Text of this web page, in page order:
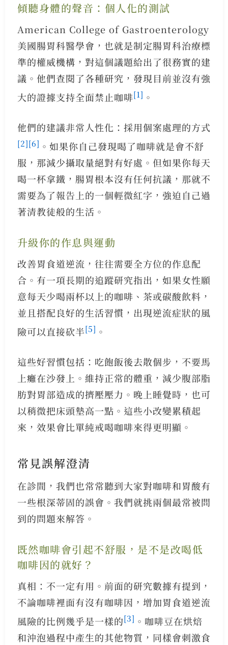
傾聽身體的聲音：個人化的測試
American College of Gastroenterology
美國腸胃科醫學會，也就是制定腸胃科治療標
準的權威機構，對這個議題給出了很務實的建
議。他們查閱了各種研究，發現目前並沒有強
大的證據支持全面禁止咖啡[1] 。
他們的建議非常人性化：採用個案處理的方式
[2][6] 。如果你自己發現喝了咖啡就是會不舒
服，那減少攝取量絕對有好處。但如果你每天
喝一杯拿鐵，腸胃根本沒有任何抗議，那就不
需要為了報告上的一個輕微紅字，強迫自己過
著清教徒般的生活。
升級你的作息與運動
改善胃食道逆流，往往需要全方位的作息配
合。有一項長期的追蹤研究指出，如果女性願
意每天少喝兩杯以上的咖啡、茶或碳酸飲料，
並且搭配良好的生活習慣，出現逆流症狀的風
險可以直接砍半[5] 。
這些好習慣包括：吃飽飯後去散個步，不要馬
上癱在沙發上。維持正常的體重，減少腹部脂
肪對胃部造成的擠壓壓力。晚上睡覺時，也可
以稍微把床頭墊高一點。這些小改變累積起
來，效果會比單純戒喝咖啡來得更明顯。
常見誤解澄清
在診間，我們也常常聽到大家對咖啡和胃酸有
一些根深蒂固的誤會。我們就挑兩個最常被問
到的問題來解答。
既然咖啡會引起不舒服，是不是改喝低
咖啡因的就好？
真相：不一定有用。前面的研究數據有提到，
不論咖啡裡面有沒有咖啡因，增加胃食道逆流
風險的比例幾乎是一樣的[3] 。咖啡豆在烘焙
和沖泡過程中產生的其他物質，同樣會刺激食